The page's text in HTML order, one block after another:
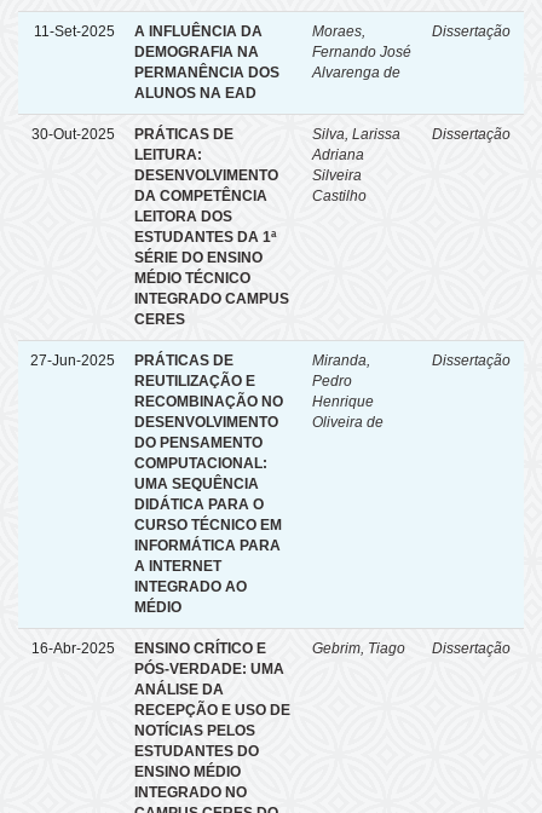
11-Set-2025
A INFLUÊNCIA DA
DEMOGRAFIA NA
PERMANÊNCIA DOS
ALUNOS NA EAD
Moraes,
Fernando José
Alvarenga de
Dissertação
30-Out-2025
PRÁTICAS DE
LEITURA:
DESENVOLVIMENTO
DA COMPETÊNCIA
LEITORA DOS
ESTUDANTES DA 1ª
SÉRIE DO ENSINO
MÉDIO TÉCNICO
INTEGRADO CAMPUS
CERES
Silva, Larissa
Adriana
Silveira
Castilho
Dissertação
27-Jun-2025
PRÁTICAS DE
REUTILIZAÇÃO E
RECOMBINAÇÃO NO
DESENVOLVIMENTO
DO PENSAMENTO
COMPUTACIONAL:
UMA SEQUÊNCIA
DIDÁTICA PARA O
CURSO TÉCNICO EM
INFORMÁTICA PARA
A INTERNET
INTEGRADO AO
MÉDIO
Miranda,
Pedro
Henrique
Oliveira de
Dissertação
16-Abr-2025
ENSINO CRÍTICO E
PÓS-VERDADE: UMA
ANÁLISE DA
RECEPÇÃO E USO DE
NOTÍCIAS PELOS
ESTUDANTES DO
ENSINO MÉDIO
INTEGRADO NO
Gebrim, Tiago Dissertação